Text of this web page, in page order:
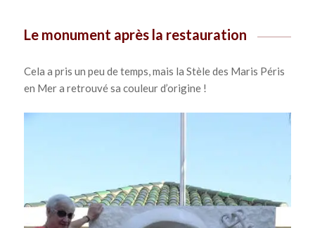
Le monument après la restauration
Cela a pris un peu de temps, mais la Stèle des Maris Péris
en Mer a retrouvé sa couleur d’origine !